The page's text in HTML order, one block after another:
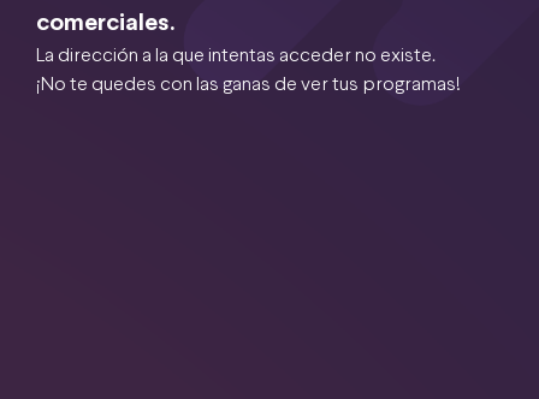
comerciales.
La dirección a la que intentas acceder no existe.
¡No te quedes con las ganas de ver tus programas!